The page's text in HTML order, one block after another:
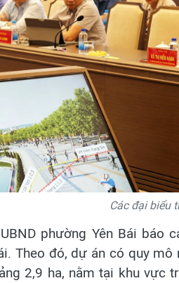
Các đại biểu
phường Yên Bái báo
Theo đó, dự án có quy
2,9 ha, nằm tại khu vực